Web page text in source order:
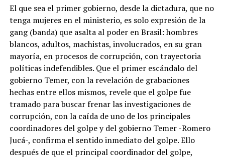
El que sea el primer gobierno, desde la dictadura, que no
tenga mujeres en el ministerio, es solo expresión de la
gang (banda) que asalta al poder en Brasil: hombres
blancos, adultos, machistas, involucrados, en su gran
mayoría, en procesos de corrupción, con trayectoria
políticas indefendibles. Que el primer escándalo del
gobierno Temer, con la revelación de grabaciones
hechas entre ellos mismos, revele que el golpe fue
tramado para buscar frenar las investigaciones de
corrupción, con la caída de uno de los principales
coordinadores del golpe y del gobierno Temer -Romero
Jucá-, confirma el sentido inmediato del golpe. Ello
después de que el principal coordinador del golpe,